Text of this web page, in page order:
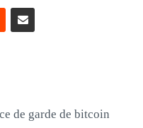
de garde de bitcoin